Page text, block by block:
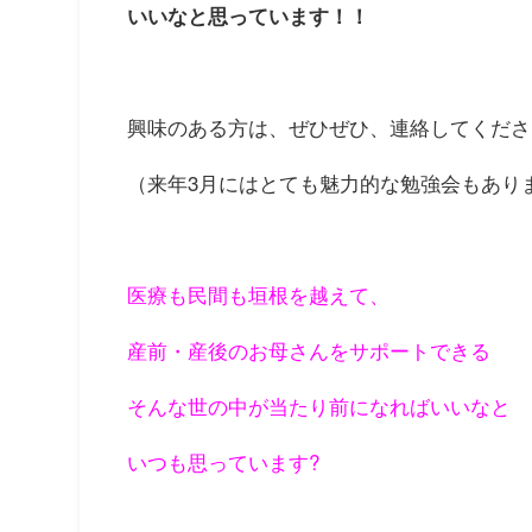
いいなと思っています！！
興味のある方は、ぜひぜひ、連絡してくだ
（来年3月にはとても魅力的な勉強会もあり
医療も民間も垣根を越えて、
産前・産後のお母さんをサポートできる
そんな世の中が当たり前になればいいなと
いつも思っています?